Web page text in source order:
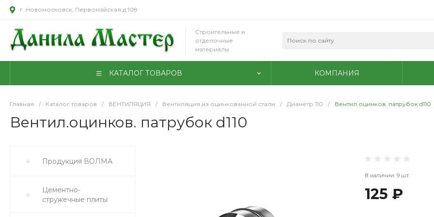
г. Новомосковск, Первомайская д.108
Строительные и
отделочные
материалы
КАТАЛОГ ТОВАРОВ КОМПАНИЯ
Главная / Каталог товаров / ВЕНТИЛЯЦИЯ / Вентиляция из оцинкованной стали / Диаметр 110 / Вентил.оцинков. патрубок d110
Вентил.оцинков. патрубок d110
Продукция ВОЛМА
Цементно-
стружечные плиты
В наличии: 9 шт
125 ₽